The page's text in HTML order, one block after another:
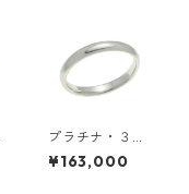
プラチナ・３ｍ
ｍ幅・甲丸リン
グ
¥163,000